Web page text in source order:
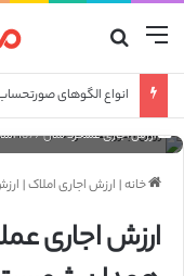
منو
انواع الگوهای
ارزش اجاری عملکرد سال 1397 املاک همدان شهرستان فامنین
خانه| ارزش اجاری املاک|